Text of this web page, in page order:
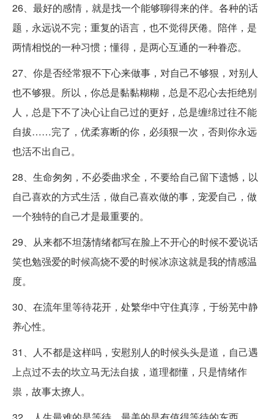
26、最好的感情，就是找一个能够聊得来的伴。各种的话
题，永远说不完；重复的语言，也不觉得厌倦。陪伴，是
两情相悦的一种习惯；懂得，是两心互通的一种眷恋。
27、你是否经常狠不下心来做事，对自己不够狠，对别人
也不够狠。所以，你总是黏黏糊糊，总是不忍心去拒绝别
人，总是下不了决心让自己过的更好，总是缠绵过往不能
自拔……完了，优柔寡断的你，必须狠一次，否则你永远
也活不出自己。
28、生命匆匆，不必委曲求全，不要给自己留下遗憾，以
自己喜欢的方式生活，做自己喜欢做的事，宠爱自己，做
一个独特的自己才是最重要的。
29、从来都不坦荡情绪都写在脸上不开心的时候不爱说话
笑也勉强爱的时候高烧不爱的时候冰凉这就是我的情感温
度。
30、在流年里等待花开，处繁华中守住真淳，于纷芜中静
养心性。
31、人不都是这样吗，安慰别人的时候头头是道，自己遇
上点过不去的坎立马无法自拔，道理都懂，只是情绪作
祟，故事太撩人。